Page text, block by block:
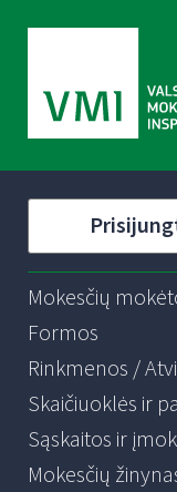
Mokesčių
Formos
Rinkmenos /
Skaičiuoklės ir
Sąskaitos ir
Mokesčių